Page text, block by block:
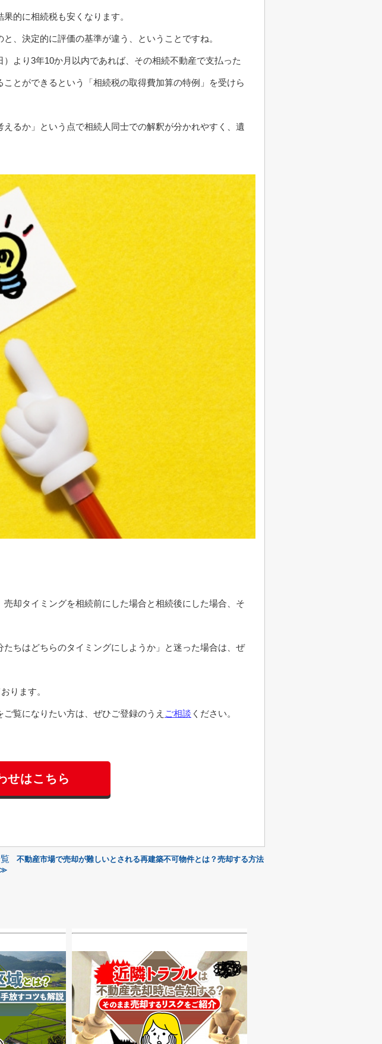
的に相続税も安くなります。
、決定的に評価の基準が違う、ということですね。
より3年10か月以内であれば、その相続不動産で支払った
とができるという「相続税の取得費加算の特例」を受けら
るか」という点で相続人同士での解釈が分かれやすく、遺
却タイミングを相続前にした場合と相続後にした場合、そ
ちはどちらのタイミングにしようか」と迷った場合は、ぜ
ります。
覧になりたい方は、ぜひご登録のうえ ご相談 ください。
せはこちら
不動産市場で売却が難しいとされる再建築不可物件とは？売却する方法
≫